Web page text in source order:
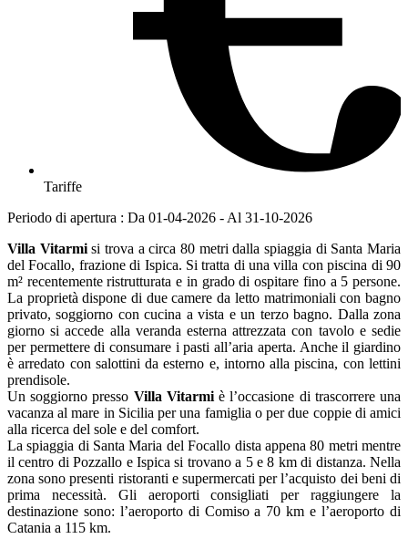
Tariffe
Periodo di apertura : Da 01-04-2026 - Al 31-10-2026
Villa Vitarmisi trova a circa 80 metri dalla spiaggia di Santa Maria
del Focallo, frazione di Ispica. Si tratta di una villa con piscina di 90
m² recentemente ristrutturata e in grado di ospitare fino a 5 persone.
La proprietà dispone di due camere da letto matrimoniali con bagno
privato, soggiorno con cucina a vista e un terzo bagno. Dalla zona
giorno si accede alla veranda esterna attrezzata con tavolo e sedie
per permettere di consumare i pasti all’aria aperta. Anche il giardino
è arredato con salottini da esterno e, intorno alla piscina, con lettini
prendisole.
Un soggiorno presso Villa Vitarmiè l’occasione di trascorrere una
vacanza al mare in Sicilia per una famiglia o per due coppie di amici
alla ricerca del sole e del comfort.
La spiaggia di Santa Maria del Focallo dista appena 80 metri mentre
il centro di Pozzallo e Ispica si trovano a 5 e 8 km di distanza. Nella
zona sono presenti ristoranti e supermercati per l’acquisto dei beni di
prima necessità. Gli aeroporti consigliati per raggiungere la
destinazione sono: l’aeroporto di Comiso a 70 km e l’aeroporto di
Catania a 115 km.